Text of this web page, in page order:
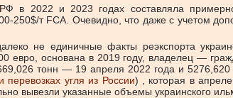
в 2022 и 2023 годах составляла
т FCA. Очевидно, что даже с учетом
не единичные факты реэкспорта
евро, основана в 2019 году, владелец —
тонн — 19 апреля 2022 года и
перевозках угля из России) , которая в
вывезли указанные объемы украинского